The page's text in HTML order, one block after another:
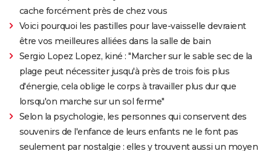
cache forcément près de chez vous
Voici pourquoi les pastilles pour lave-vaisselle devraient
être vos meilleures alliées dans la salle de bain
Sergio Lopez Lopez, kiné : "Marcher sur le sable sec de la
plage peut nécessiter jusqu'à près de trois fois plus
d'énergie, cela oblige le corps à travailler plus dur que
lorsqu'on marche sur un sol ferme"
Selon la psychologie, les personnes qui conservent des
souvenirs de l'enfance de leurs enfants ne le font pas
seulement par nostalgie : elles y trouvent aussi un moyen